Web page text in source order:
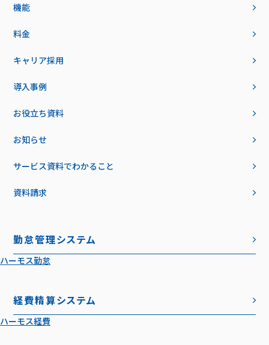
機能
料金
キャリア採用
導入事例
お役立ち資料
お知らせ
サービス資料でわかること
資料請求
勤怠管理システム
ハーモス勤怠
経費精算システム
ハーモス経費